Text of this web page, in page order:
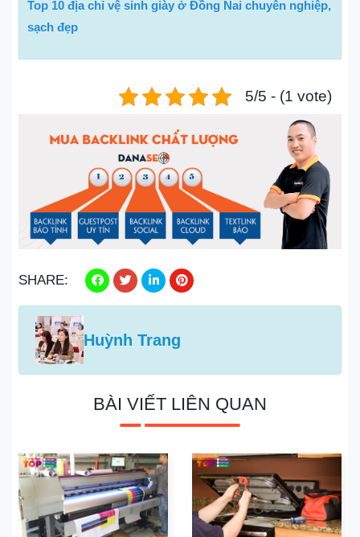
Top 10 địa chỉ vệ sinh giày ở Đồng Nai chuyên nghiệp,
sạch đẹp
5/5 - (1 vote)
SHARE:
Huỳnh Trang
BÀI VIẾT LIÊN QUAN